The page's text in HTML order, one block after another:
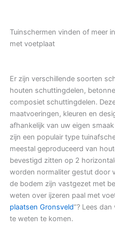
Tuinschermen vinden of meer
met voetplaat
Er zijn verschillende soorten
houten schuttingdelen,
composiet schuttingdelen.
maatvoeringen, kleuren en
afhankelijk van uw eigen
zijn een populair type
meestal geproduceerd van
bevestigd zitten op 2
worden normaliter gestut door
de bodem zijn vastgezet met
weten over ijzeren paal met
plaatsen Gronsveld“? Lees
te weten te komen.